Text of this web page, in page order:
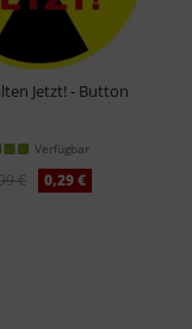
Jetzt! - Button
Verfügbar
€ 0,29 €